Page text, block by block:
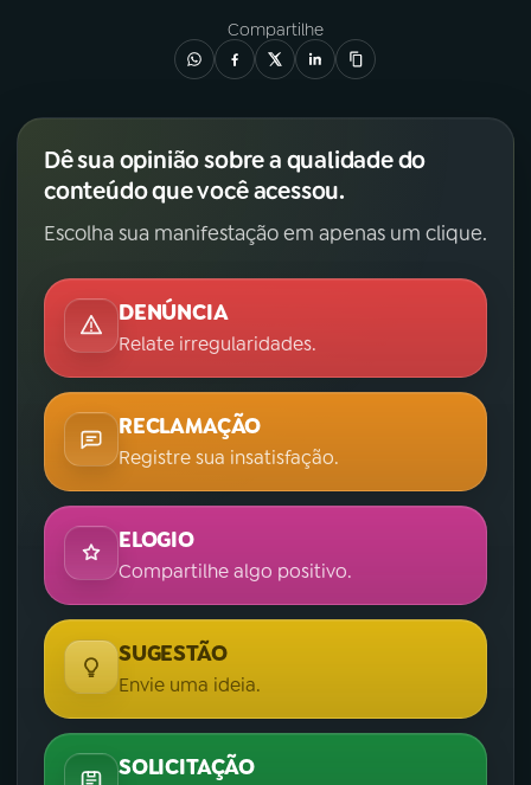
Compartilhe
Dê sua opinião sobre a qualidade do
conteúdo que você acessou.
Escolha sua manifestação em apenas um clique.
DENÚNCIA
Relate irregularidades.
RECLAMAÇÃO
Registre sua insatisfação.
ELOGIO
Compartilhe algo positivo.
SUGESTÃO
Envie uma ideia.
SOLICITAÇÃO